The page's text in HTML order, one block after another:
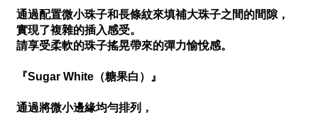
通過配置微小珠子和長條紋來填補大珠子之間的間隙，
實現了複雜的插入感受。
請享受柔軟的珠子搖晃帶來的彈力愉悅感。
『Sugar White（糖果白）』
通過將微小邊緣均勻排列，